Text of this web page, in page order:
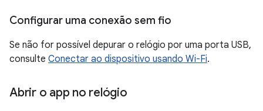
Configurar uma conexão sem fio
Se não for possível depurar o relógio por uma porta USB,
consulte Conectar ao dispositivo usando Wi-Fi.
Abrir o app no relógio